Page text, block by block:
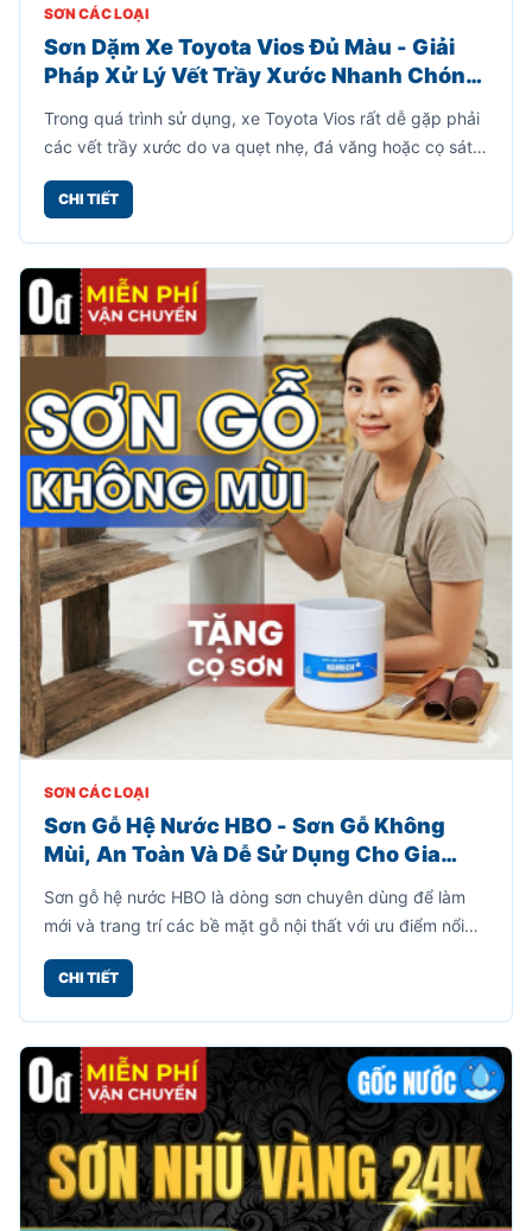
SƠN CÁC LOẠI
Sơn Dặm Xe Toyota Vios Đủ Màu - Giải
Pháp Xử Lý Vết Trầy Xước Nhanh Chóng,
Trong quá trình sử dụng, xe Toyota Vios rất dễ gặp phải
các vết trầy xước do va quẹt nhẹ, đá văng hoặc cọ sát
mỹ mà còn khiến bề mặt sơn dễ bị oxy hóa theo thời
CHI TIẾT
SƠN CÁC LOẠI
Sơn Gỗ Hệ Nước HBO - Sơn Gỗ Không
Mùi, An Toàn Và Dễ Sử Dụng Cho Gia
Sơn gỗ hệ nước HBO là dòng sơn chuyên dùng để làm
mới và trang trí các bề mặt gỗ nội thất với ưu điểm nổi
giúp quá trình thi công trở nên đơn giản và an toàn hơn.
CHI TIẾT